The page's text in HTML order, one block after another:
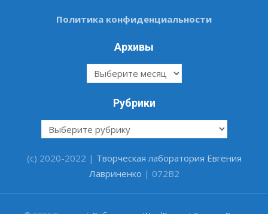
Политика конфиденциальности
Архивы
Архивы
Рубрики
Рубрики
(c) 2020-2022 | Творческая лаборатория Евгения
Лавриненко | 072B2